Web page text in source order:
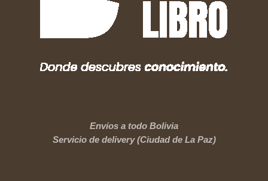
Envíos a todo Bolivia
Servicio de delivery (Ciudad de La Paz)